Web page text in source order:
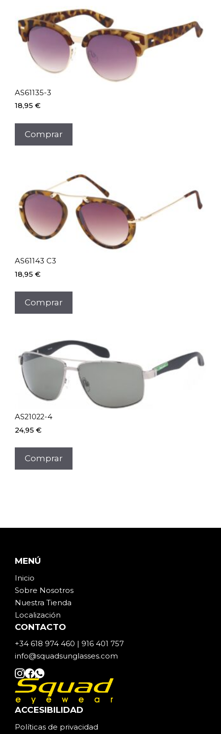
AS61135-3
18,95 €
Comprar
AS61143 C3
18,95 €
Comprar
AS21022-4
24,95 €
Comprar
MENÚ
Inicio
Sobre Nosotros
Nuestra Tienda
Localización
CONTACTO
+34 618 974 460 | 916 401 757
info@squadsunglasses.com
ACCESIBILIDAD
Políticas de privacidad